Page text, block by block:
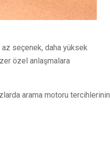
seçenek, daha yüksek
özel anlaşmalara
arama motoru tercihlerinin